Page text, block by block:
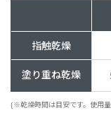
指触乾燥
塗り重ね乾燥
{※乾燥時間は目安です。使用